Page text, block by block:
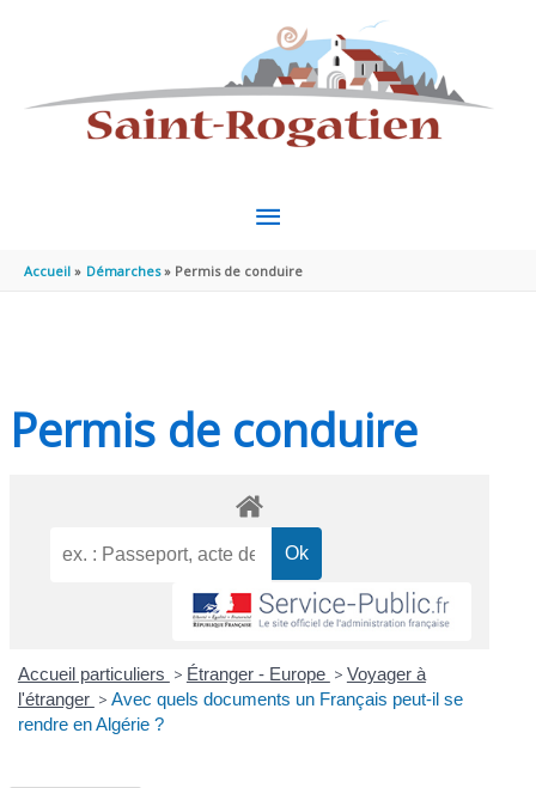
MENU
PRINCIPAL
Accueil Démarches Permis de conduire
Permis de conduire
Accueil particuliers > Étranger - Europe > Voyager à
l'étranger > Avec quels documents un Français peut-il se
rendre en Algérie ?